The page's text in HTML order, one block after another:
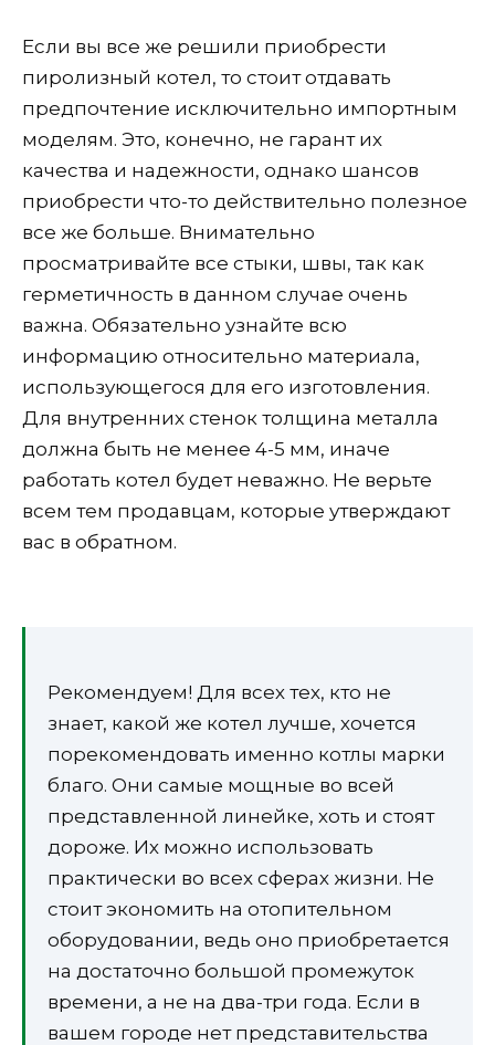
Если вы все же решили приобрести
пиролизный котел, то стоит отдавать
предпочтение исключительно импортным
моделям. Это, конечно, не гарант их
качества и надежности, однако шансов
приобрести что-то действительно полезное
все же больше. Внимательно
просматривайте все стыки, швы, так как
герметичность в данном случае очень
важна. Обязательно узнайте всю
информацию относительно материала,
использующегося для его изготовления.
Для внутренних стенок толщина металла
должна быть не менее 4-5 мм, иначе
работать котел будет неважно. Не верьте
всем тем продавцам, которые утверждают
вас в обратном.
Рекомендуем! Для всех тех, кто не
знает, какой же котел лучше, хочется
порекомендовать именно котлы марки
благо. Они самые мощные во всей
представленной линейке, хоть и стоят
дороже. Их можно использовать
практически во всех сферах жизни. Не
стоит экономить на отопительном
оборудовании, ведь оно приобретается
на достаточно большой промежуток
времени, а не на два-три года. Если в
вашем городе нет представительства